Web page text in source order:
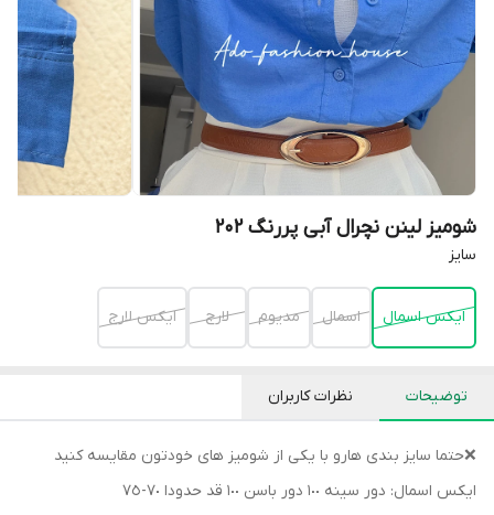
شومیز لینن نچرال آبی پررنگ 202
سايز
ايكس اسمال اسمال مديوم لارج ايكس لارج
توضیحات نظرات کاربران
❌حتما سايز بندى هارو با يكى از شوميز هاى خودتون مقايسه كنيد
ايكس اسمال: دور سينه ١٠٠ دور باسن ١٠٠ قد حدودا ٧٠-٧٥